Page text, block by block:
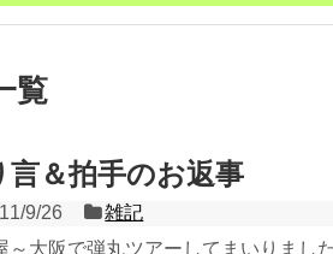
覧
言＆拍手のお返事
9/26
雑記
～大阪で弾丸ツアーしてまいりまし